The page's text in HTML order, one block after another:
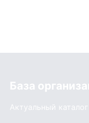
База
Актуальный